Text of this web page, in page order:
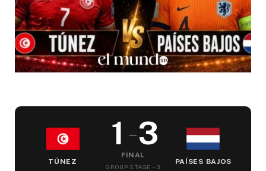
TÚNEZ
1 –3
FINAL
GROUP STAGE – 3
PAÍSES BAJOS